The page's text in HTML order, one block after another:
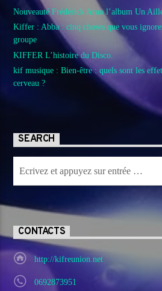
Nouveauté Frédérick Arno l’album Un
Kiffer : Abba : cinq choses que vous
groupe
KIFFER L’histoire du Disco.
kif musique : Bien-être : quels sont les
cerveau ?
SEARCH
CONTACTS
http://kifreunion.net
0692873951